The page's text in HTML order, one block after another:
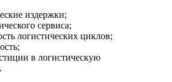
издержки;
сервиса;
логистических циклов;
в логистическую